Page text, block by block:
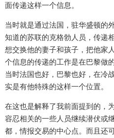
面传递这样一个信息。
当时就是通过法国，驻华盛顿的
知道的苏联的克格勃人员，传递
想交换他的妻子和孩子，把他家
个信息的传递的工作是在巴黎做
当时法国也好，巴黎也好，在冷
实是有他特殊的这样一个位置。
在这也是解释了我前面提到的，
容忍相关的一些人员继续潜伏或
都，情报交易的中心点。而且还